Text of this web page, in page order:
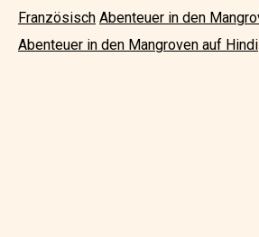
Französisch Abenteuer in den
Abenteuer in den Mangroven auf Hindi